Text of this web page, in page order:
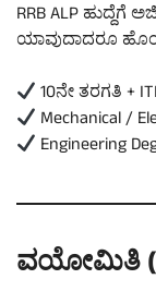
RRB ALP ಹುದ್ದೆಗೆ
ಯಾವುದಾದರೂ
10ನೇ ತರಗತಿ +
Mechanical /
Engineering
ವಯೋಮಿತಿ